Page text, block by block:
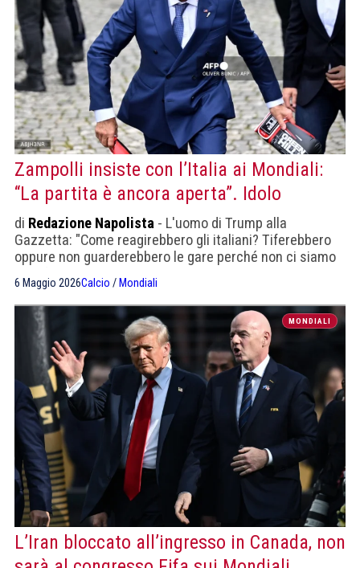
Zampolli insiste con l’Italia ai Mondiali:
“La partita è ancora aperta”. Idolo
di Redazione Napolista - L'uomo di Trump alla
Gazzetta: "Come reagirebbero gli italiani? Tiferebbero
oppure non guarderebbero le gare perché non ci siamo
6 Maggio 2026Calcio / Mondiali
MONDIALI
L’Iran bloccato all’ingresso in Canada, non